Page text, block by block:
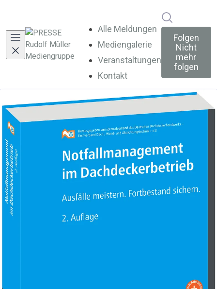
Alle Meldungen
Mediengalerie
Veranstaltungen
Kontakt
Folgen
Nicht
mehr
folgen